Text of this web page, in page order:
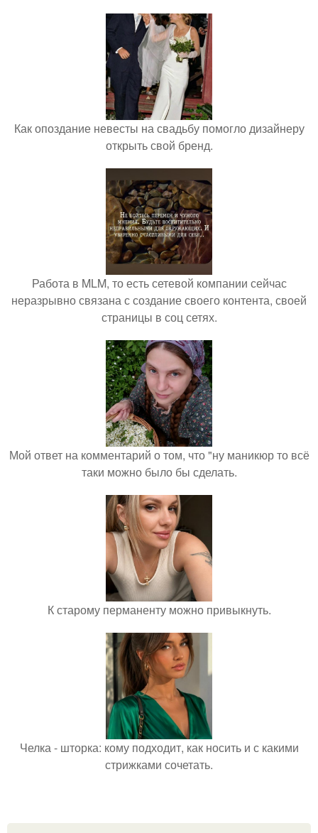
Как опоздание невесты на свадьбу помогло дизайнеру
открыть свой бренд.
Работа в MLM, то есть сетевой компании сейчас
неразрывно связана с создание своего контента, своей
страницы в соц сетях.
Мой ответ на комментарий о том, что "ну маникюр то всё
таки можно было бы сделать.
К старому перманенту можно привыкнуть.
Челка - шторка: кому подходит, как носить и с какими
стрижками сочетать.